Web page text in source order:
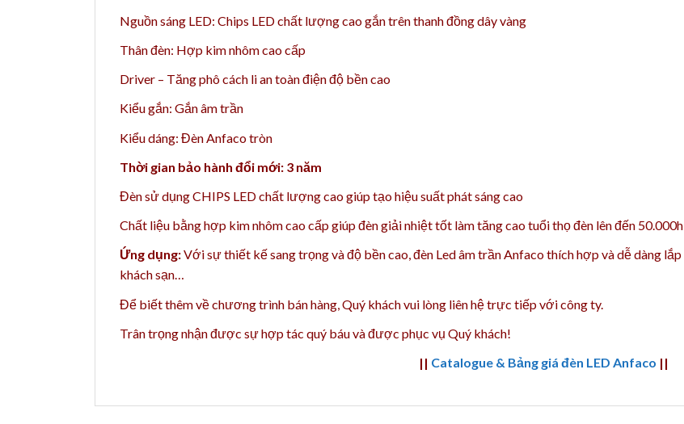
Nguồn sáng LED: Chips LED chất lượng cao gắn trên thanh đồng dây vàng
Thân đèn: Hợp kim nhôm cao cấp
Driver – Tăng phô cách li an toàn điện độ bền cao
Kiểu gắn: Gắn âm trần
Kiểu dáng: Đèn Anfaco tròn
Thời gian bảo hành đổi mới: 3 năm
Đèn sử dụng CHIPS LED chất lượng cao giúp tạo hiệu suất phát sáng cao
Chất liệu bằng hợp kim nhôm cao cấp giúp đèn giải nhiệt tốt làm tăng cao tuổi thọ đèn lên đến 50.000h
Ứng dụng:Với sự thiết kế sang trọng và độ bền cao, đèn Led âm trần Anfaco thích hợp và dễ dàng
khách sạn…
Để biết thêm về chương trình bán hàng, Quý khách vui lòng liên hệ trực tiếp với công ty.
Trân trọng nhận được sự hợp tác quý báu và được phục vụ Quý khách!
|| Catalogue & Bảng giá đèn LED Anfaco ||